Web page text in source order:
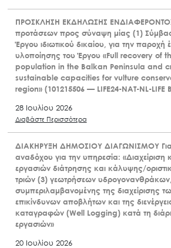
ΠΡΟΣΚΛΗΣΗ ΕΚΔΗΛΩΣΗΣ
προτάσεων προς σύναψη μίας (1)
Έργου ιδιωτικού δικαίου, για την παροχή
υλοποίησης του Έργου «Full recovery of
population in the Balkan Peninsula and
sustainable capacities for vulture
region» (101215506 — LIFE24-NAT-NL-
28 Ιουλίου 2026
Διαβάστε Περισσότερα
ΔΙΑΚΗΡΥΞΗ ΔΗΜΟΣΙΟΥ ΔΙΑΓΩΝΙΣΜΟΥ Για
αναδόχου για την υπηρεσία: «Διαχείριση
εργασιών διάτρησης και κάλυψης/
τριών (3) γεωτρήσεων υδρογονανθράκων,
συμπεριλαμβανομένης της διαχείρισης
επικίνδυνων αποβλήτων και της
καταγραφών (Well Logging) κατά τη
εργασιών»
20 Ιουλίου 2026